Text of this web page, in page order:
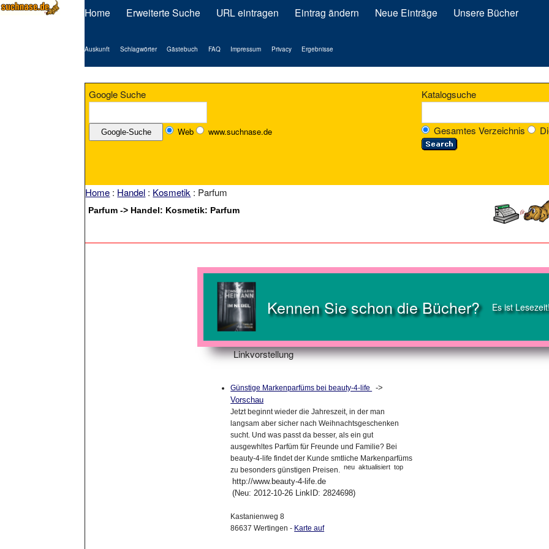
Home Erweiterte Suche URL eintragen Eintrag ändern Neue Einträge Unsere Bücher
Auskunft Schlagwörter Gästebuch FAQ Impressum Privacy Ergebnisse
Google Suche
Web www.suchnase.de
Katalogsuche
Gesamtes Verzeichnis
Home : Handel : Kosmetik : Parfum
Parfum -> Handel: Kosmetik: Parfum
Kennen Sie schon die Bücher? Es ist
Linkvorstellung
Günstige Markenparfüms bei beauty-4-life
->
Vorschau
Jetzt beginnt wieder die Jahreszeit, in der man
langsam aber sicher nach Weihnachtsgeschenken
sucht. Und was passt da besser, als ein gut
ausgewhltes Parfüm für Freunde und Familie? Bei
beauty-4-life findet der Kunde smtliche Markenparfüms
zu besonders günstigen Preisen. neu aktualisiert top
http://www.beauty-4-life.de
(Neu: 2012-10-26 LinkID: 2824698)
Kastanienweg 8
86637 Wertingen - Karte auf